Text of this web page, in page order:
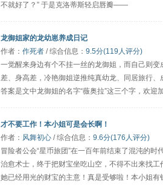
不就好了？” 于是克洛蒂斯轻启唇瓣——
龙御姐家的龙幼崽养成日记
作者： 作死者 / 综合信息： 9.5分(119人评分)
一觉醒来身边有个不挂一丝的龙御姐，而自己则
差、身高差，冷艳御姐逆推纯真幼龙、同居旅行
答案是文中龙御姐的名字“薇奥拉”这三个字，欢迎
才不要工作！本小姐可是会长啊！
作者： 风舞初心 / 综合信息： 9.6分(176人评分)
冒险者公会“星币旅团”在一百年前结束了混沌的
治愈术士，终于把财宝坐吃山空，不得不出来找
她已经用光的财宝的主意！真是受够啦！本小姐